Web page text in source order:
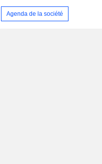
Agenda de la société